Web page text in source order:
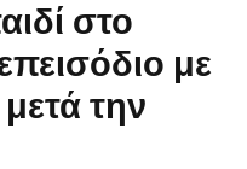
στο
με
την